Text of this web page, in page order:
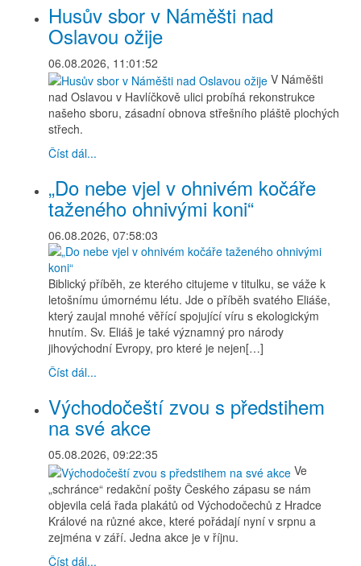
Husův sbor v Náměšti nad
Oslavou ožije
06.08.2026, 11:01:52
V Náměšti
nad Oslavou v Havlíčkově ulici probíhá rekonstrukce
našeho sboru, zásadní obnova střešního pláště plochých
střech.
Číst dál...
„Do nebe vjel v ohnivém kočáře
taženého ohnivými koni“
06.08.2026, 07:58:03
Biblický příběh, ze kterého citujeme v titulku, se váže k
letošnímu úmornému létu. Jde o příběh svatého Eliáše,
který zaujal mnohé věřící spojující víru s ekologickým
hnutím. Sv. Eliáš je také významný pro národy
jihovýchodní Evropy, pro které je nejen[…]
Číst dál...
Východočeští zvou s předstihem
na své akce
05.08.2026, 09:22:35
Ve
„schránce“ redakční pošty Českého zápasu se nám
objevila celá řada plakátů od Východočechů z Hradce
Králové na různé akce, které pořádají nyní v srpnu a
zejména v září. Jedna akce je v říjnu.
Číst dál...